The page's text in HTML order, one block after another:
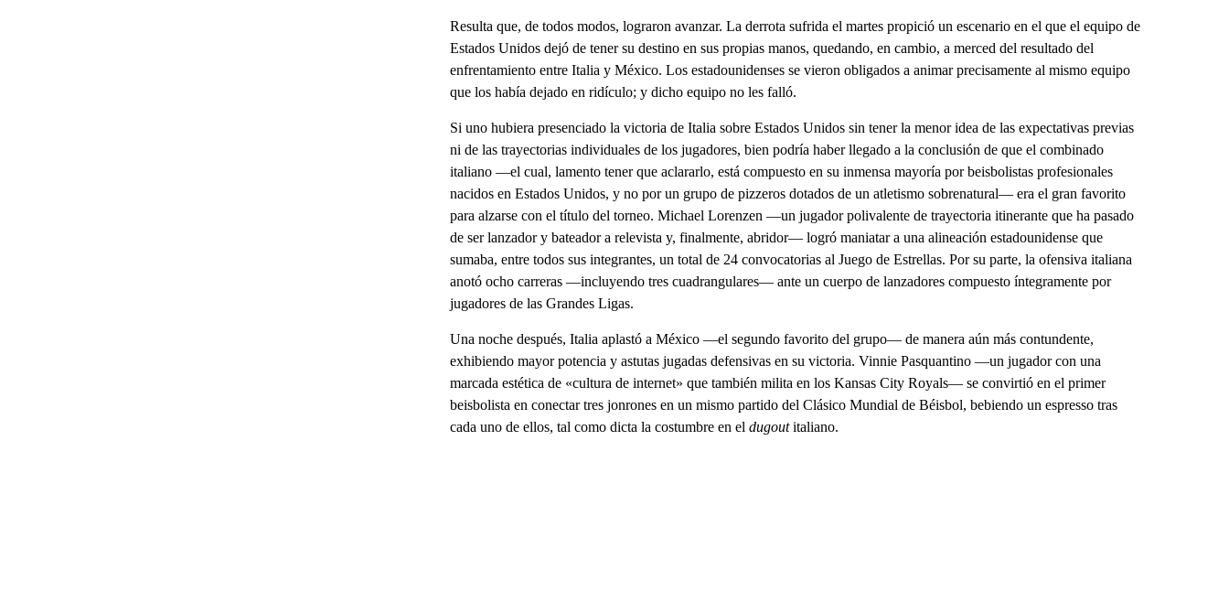
Resulta que, de todos modos, lograron avanzar. La derrota sufrida el martes propició un escenario en el que el equipo de
Estados Unidos dejó de tener su destino en sus propias manos, quedando, en cambio, a merced del resultado del
enfrentamiento entre Italia y México. Los estadounidenses se vieron obligados a animar precisamente al mismo equipo
que los había dejado en ridículo; y dicho equipo no les falló.
Si uno hubiera presenciado la victoria de Italia sobre Estados Unidos sin tener la menor idea de las expectativas previas
ni de las trayectorias individuales de los jugadores, bien podría haber llegado a la conclusión de que el combinado
italiano —el cual, lamento tener que aclararlo, está compuesto en su inmensa mayoría por beisbolistas profesionales
nacidos en Estados Unidos, y no por un grupo de pizzeros dotados de un atletismo sobrenatural— era el gran favorito
para alzarse con el título del torneo. Michael Lorenzen —un jugador polivalente de trayectoria itinerante que ha pasado
de ser lanzador y bateador a relevista y, finalmente, abridor— logró maniatar a una alineación estadounidense que
sumaba, entre todos sus integrantes, un total de 24 convocatorias al Juego de Estrellas. Por su parte, la ofensiva italiana
anotó ocho carreras —incluyendo tres cuadrangulares— ante un cuerpo de lanzadores compuesto íntegramente por
jugadores de las Grandes Ligas.
Una noche después, Italia aplastó a México —el segundo favorito del grupo— de manera aún más contundente,
exhibiendo mayor potencia y astutas jugadas defensivas en su victoria. Vinnie Pasquantino —un jugador con una
marcada estética de «cultura de internet» que también milita en los Kansas City Royals— se convirtió en el primer
beisbolista en conectar tres jonrones en un mismo partido del Clásico Mundial de Béisbol, bebiendo un espresso tras
cada uno de ellos, tal como dicta la costumbre en el dugoutitaliano.